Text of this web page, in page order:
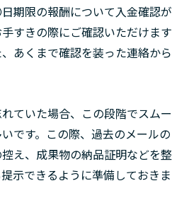
期限の報酬について入金確認が
すきの際にご確認いただけます
あくまで確認を装った連絡から
ていた場合、この段階でスムー
です。この際、過去のメールの
え、成果物の納品証明などを整
示できるように準備しておきま